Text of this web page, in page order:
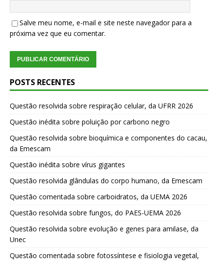
Salve meu nome, e-mail e site neste navegador para a
próxima vez que eu comentar.
POSTS RECENTES
Questão resolvida sobre respiração celular, da UFRR 2026
Questão inédita sobre poluição por carbono negro
Questão resolvida sobre bioquímica e componentes do cacau,
da Emescam
Questão inédita sobre vírus gigantes
Questão resolvida glândulas do corpo humano, da Emescam
Questão comentada sobre carboidratos, da UEMA 2026
Questão resolvida sobre fungos, do PAES-UEMA 2026
Questão resolvida sobre evolução e genes para amilase, da
Unec
Questão comentada sobre fotossíntese e fisiologia vegetal,